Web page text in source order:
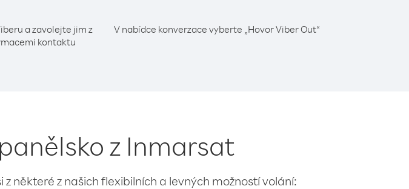
a zavolejte jim z
kontaktu
V nabídce konverzace vyberte „Hovor Viber Out“
z Inmarsat
některé z našich flexibilních a levných možností volání: